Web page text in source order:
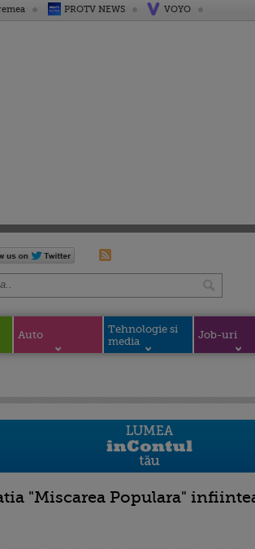
PROTV NEWS VOYO
Auto
Tehnologie si
media
Job-uri
"Miscarea Populara"